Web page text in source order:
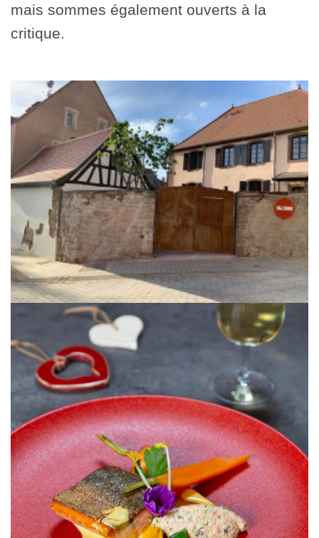
mais sommes également ouverts à la
critique.